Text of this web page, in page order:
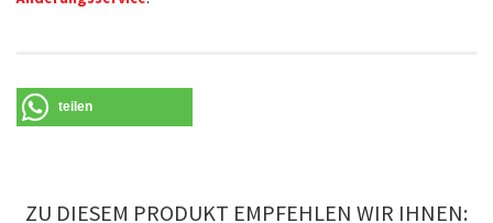
teilen
ZU DIESEM PRODUKT EMPFEHLEN WIR IHNEN: